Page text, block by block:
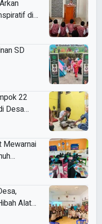
di
SD
22
Desa
Mewarnai
Alat